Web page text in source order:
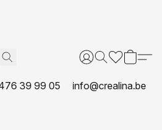
39 99 05 info@crealina.be